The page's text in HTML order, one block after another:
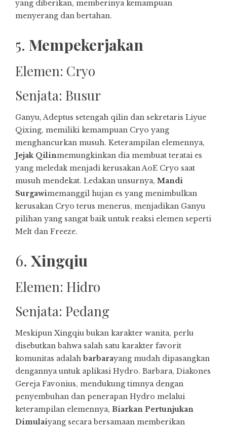
yang diberikan, memberinya kemampuan
menyerang dan bertahan.
5. Mempekerjakan
Elemen: Cryo
Senjata: Busur
Ganyu, Adeptus setengah qilin dan sekretaris Liyue
Qixing, memiliki kemampuan Cryo yang
menghancurkan musuh. Keterampilan elemennya,
Jejak Qilinmemungkinkan dia membuat teratai es
yang meledak menjadi kerusakan AoE Cryo saat
musuh mendekat. Ledakan unsurnya, Mandi
Surgawimemanggil hujan es yang menimbulkan
kerusakan Cryo terus menerus, menjadikan Ganyu
pilihan yang sangat baik untuk reaksi elemen seperti
Melt dan Freeze.
6. Xingqiu
Elemen: Hidro
Senjata: Pedang
Meskipun Xingqiu bukan karakter wanita, perlu
disebutkan bahwa salah satu karakter favorit
komunitas adalah barbarayang mudah dipasangkan
dengannya untuk aplikasi Hydro. Barbara, Diakones
Gereja Favonius, mendukung timnya dengan
penyembuhan dan penerapan Hydro melalui
keterampilan elemennya, Biarkan Pertunjukan
Dimulaiyang secara bersamaan memberikan